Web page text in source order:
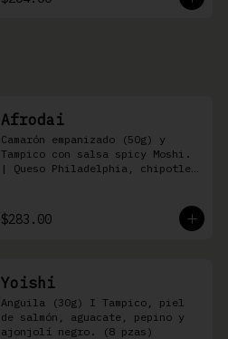
Afrodai
Camarón empanizado (50g) y
Tampico con salsa spicy Moshi.
| Queso Philadelphia, chipotle,
$283.00
Yoishi
Anguila (30g) I Tampico, piel
de salmón, aguacate, pepino y
ajonjolí negro. (8 pzas)